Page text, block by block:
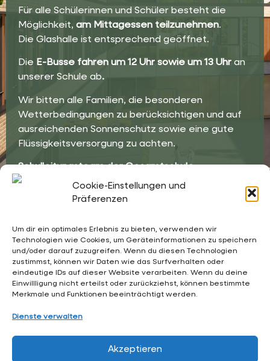
Cookie-Einstellungen und
Präferenzen
Um dir ein optimales Erlebnis zu bieten, verwenden wir
Technologien wie Cookies, um Geräteinformationen zu speichern
und/oder darauf zuzugreifen. Wenn du diesen Technologien
zustimmst, können wir Daten wie das Surfverhalten oder
eindeutige IDs auf dieser Website verarbeiten. Wenn du deine
Einwillligung nicht erteilst oder zurückziehst, können bestimmte
Merkmale und Funktionen beeinträchtigt werden.
Dienste verwalten
Akzeptieren
Für alle Schülerinnen und Schüler besteht die
Möglichkeit, am Mittagessen teilzunehmen.
Die Glashalle ist entsprechend geöffnet.
Die E-Busse fahren um 12 Uhr sowie um 13 Uhr an
unserer Schule ab.
Wir bitten alle Familien, die besonderen
Wetterbedingungen zu berücksichtigen und auf
ausreichenden Sonnenschutz sowie eine gute
Flüssigkeitsversorgung zu achten.
Schulleitungsteamder Gesamtschule
Waldschlösschen
02053 4969 0
sekretariat@waldschloesschen.schule
FAQ - Häufig gestellte Fragen